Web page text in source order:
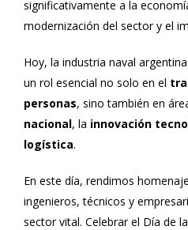
significativamente a la
modernización del sector y el
Hoy, la industria naval
un rol esencial no solo en el
personas, sino también en
nacional, la innovación
logística.
En este día, rendimos
ingenieros, técnicos y
sector vital. Celebrar el Día de